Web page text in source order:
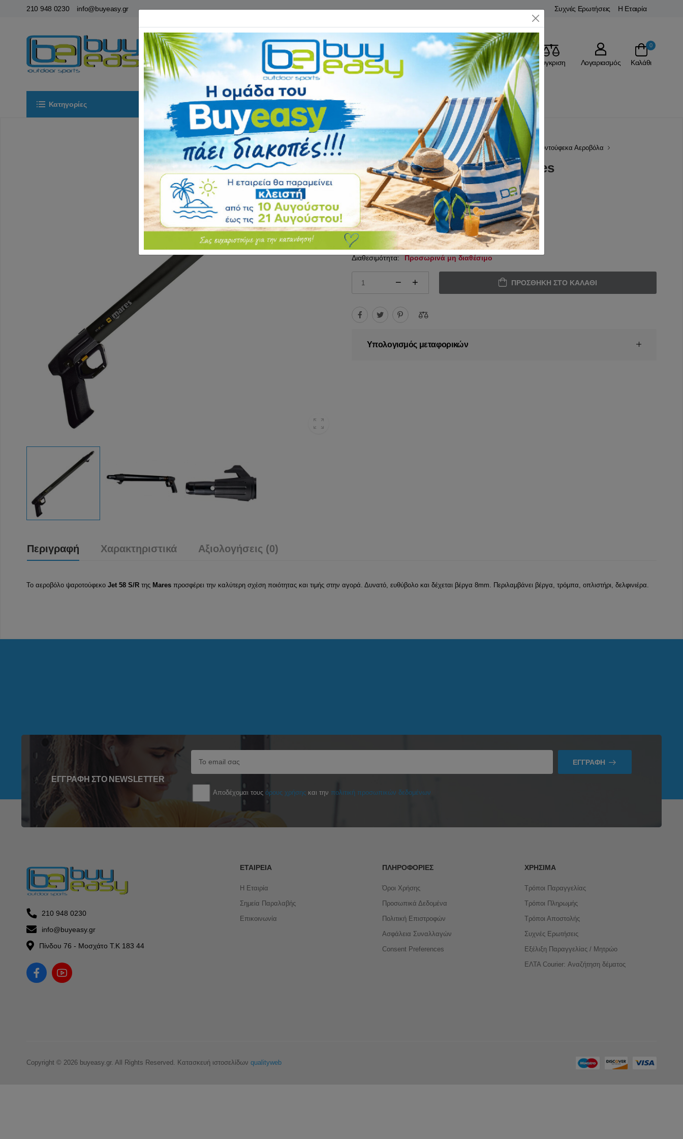
210 948 0230 info@buyeasy.gr Συχνές Ερωτήσεις Η Εταιρία
Αγαπημένα Σύγκριση Λογαριασμός
0
Καλάθι
Κατηγορίες Αρχική ΕΙΔΗ CAMPING Επικοινωνία
Αρχική ΨΑΡΕΜΑ - ΚΑΤΑΔΥΣΗ Υποβρύχιο Ψάρεμα Ψαροντούφεκα Αεροβόλα
Ψαροτούφεκο Jet 58cm S/R Mares
Αξιολόγηση: (0 Αξιολογήσεις)
Κωδικός1105002
179.95€ 200.00€
Διαθεσιμότητα: Προσωρινά μη διαθέσιμο
ΠΡΟΣΘΉΚΗ ΣΤΟ ΚΑΛΆΘΙ
Υπολογισμός μεταφορικών
Περιγραφή Χαρακτηριστικά Αξιολογήσεις (0)
Το αεροβόλο ψαροτούφεκο Jet 58 S/R τηςMaresπροσφέρει την καλύτερη σχέση ποιότητας και τιμής στην αγορά. Δυνατό, ευθύβολο και δέχεται βέργα 8mm. Περιλαμβάνει βέργα, τρόμπα, οπλιστήρι, δελφινιέρα.
ΕΓΓΡΑΦΉ ΣΤΟ NEWSLETTER
ΕΓΓΡΑΦΉ
Αποδέχομαι τουςόρους χρήσης και τηνπολιτική προσωπικών δεδομένων
210 948 0230
info@buyeasy.gr
Πίνδου 76 - Μοσχάτο Τ.Κ 183 44
ΕΤΑΙΡΕΊΑ
Η Εταιρία
Σημεία Παραλαβής
Επικοινωνία
ΠΛΗΡΟΦΟΡΊΕΣ
Όροι Χρήσης
Προσωπικά Δεδομένα
Πολιτική Επιστροφών
Ασφάλεια Συναλλαγών
Consent Preferences
ΧΡΉΣΙΜΑ
Τρόποι Παραγγελίας
Τρόποι Πληρωμής
Τρόποι Αποστολής
Συχνές Ερωτήσεις
Εξέλιξη Παραγγελίας / Μητρώο
ΕΛΤΑ Courier: Αναζήτηση δέματος
Copyright © 2026 buyeasy.gr. All Rights Reserved. Κατασκευή ιστοσελίδων qualityweb
Close